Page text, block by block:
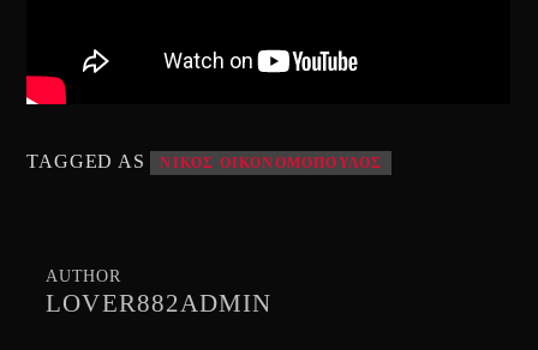
TAGGED AS ΝΙΚΟΣ ΟΙΚΟΝΟΜΟΠΟΥΛΟΣ
AUTHOR
LOVER882ADMIN